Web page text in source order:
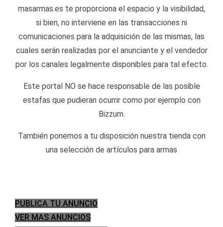
masarmas.es te proporciona el espacio y la visibilidad,
si bien, no interviene en las transacciones ni
comunicaciones para la adquisición de las mismas, las
cuales serán realizadas por el anunciante y el vendedor
por los canales legalmente disponibles para tal efecto.
Este portal NO se hace responsable de las posible
estafas que pudieran ocurrir como por ejemplo con
Bizzum.
También ponemos a tu disposición nuestra tienda con
una selección de artículos para armas
PUBLICA TU ANUNCIO
VER MAS ANUNCIOS